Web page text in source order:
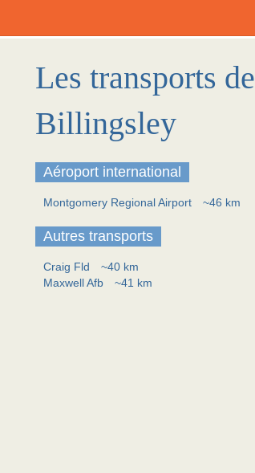
Les transports de
Billingsley
Aéroport international
Montgomery Regional Airport ~46 km
Autres transports
Craig Fld
~40 km
Maxwell Afb
~41 km